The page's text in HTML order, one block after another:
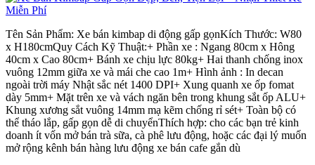
Tên Sản Phẩm: Xe bán kimbap di động gấp gọnKích Thước: W80
x H180cmQuy Cách Kỹ Thuật:+ Phần xe : Ngang 80cm x Hông
40cm x Cao 80cm+ Bánh xe chịu lực 80kg+ Hai thanh chống inox
vuông 12mm giữa xe và mái che cao 1m+ Hình ảnh : In decan
ngoài trời máy Nhật sắc nét 1400 DPI+ Xung quanh xe ốp fomat
dày 5mm+ Mặt trên xe và vách ngăn bên trong khung sắt ốp ALU+
Khung xương sắt vuông 14mm mạ kẽm chống rỉ sét+ Toàn bộ có
thể tháo lắp, gấp gọn dễ di chuyểnThích hợp: cho các bạn trẻ kinh
doanh ít vốn mở bán trà sữa, cà phê lưu động, hoặc các đại lý muốn
mở rộng kênh bán hàng lưu động xe bán cafe gắn dù